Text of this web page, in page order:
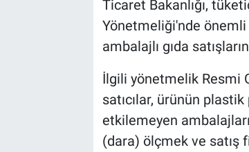
Ticaret Bakanlığı,
Yönetmeliği'nde
ambalajlı gıda
İlgili yönetmelik Resmi
satıcılar, ürünün
etkilemeyen ambalajları
(dara) ölçmek ve satış